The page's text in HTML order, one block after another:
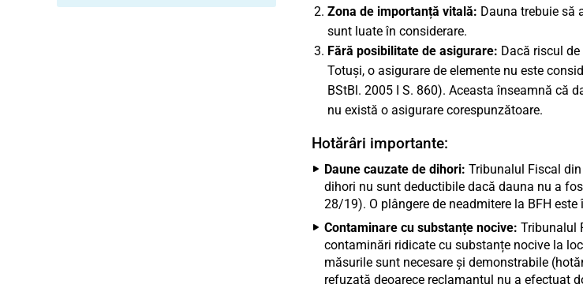
Zona de importanță vitală: Dauna trebuie să
sunt luate în considerare.
Fără posibilitate de asigurare: Dacă riscul
Totuși, o asigurare de elemente nu este
BStBl. 2005 I S. 860). Aceasta înseamnă că
nu există o asigurare corespunzătoare.
Hotărâri importante:
Daune cauzate de dihori: Tribunalul Fiscal
dihori nu sunt deductibile dacă dauna nu a
28/19). O plângere de neadmitere la BFH
Contaminare cu substanțe nocive: Tribunalul
contaminări ridicate cu substanțe nocive la
măsurile sunt necesare și demonstrabile
refuzată deoarece reclamantul nu a efectuat